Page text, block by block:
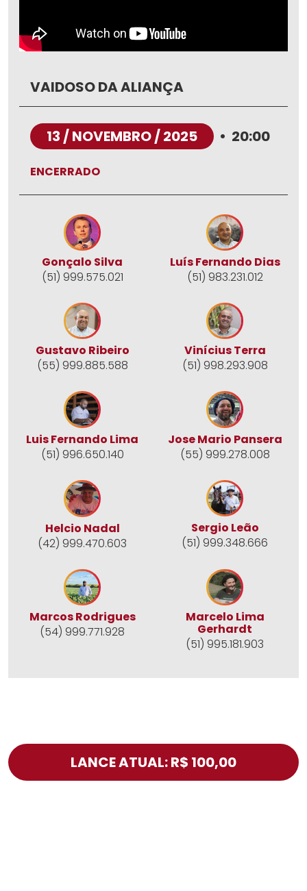
VAIDOSO DA ALIANÇA
13 / NOVEMBRO / 2025 • 20:00
ENCERRADO
Gonçalo Silva
(51) 999.575.021
Luís Fernando Dias
(51) 983.231.012
Gustavo Ribeiro
(55) 999.885.588
Vinícius Terra
(51) 998.293.908
Luis Fernando Lima
(51) 996.650.140
Jose Mario Pansera
(55) 999.278.008
Helcio Nadal
(42) 999.470.603
Sergio Leão
(51) 999.348.666
Marcos Rodrigues
(54) 999.771.928
Marcelo Lima
Gerhardt
(51) 995.181.903
LANCE ATUAL: R$ 100,00